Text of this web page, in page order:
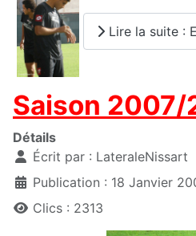
Lire la suite :
Saison
Détails
Écrit par : LateraleNissart
Publication : 18 Janvier
Clics : 2313